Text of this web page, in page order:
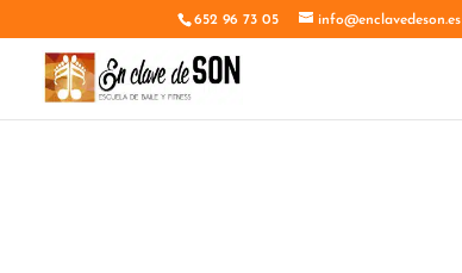
652 96 73 05 info@enclavedeson.es